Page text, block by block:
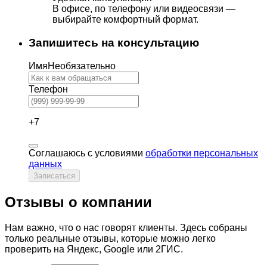
В офисе, по телефону или видеосвязи —
выбирайте комфортный формат.
Запишитесь на консультацию
ИмяНеобязательно
Телефон
+7
Соглашаюсь с условиями обработки персональных
данных
Записаться
Отзывы о компании
Нам важно, что о нас говорят клиенты. Здесь собраны
только реальные отзывы, которые можно легко
проверить на Яндекс, Google или 2ГИС.